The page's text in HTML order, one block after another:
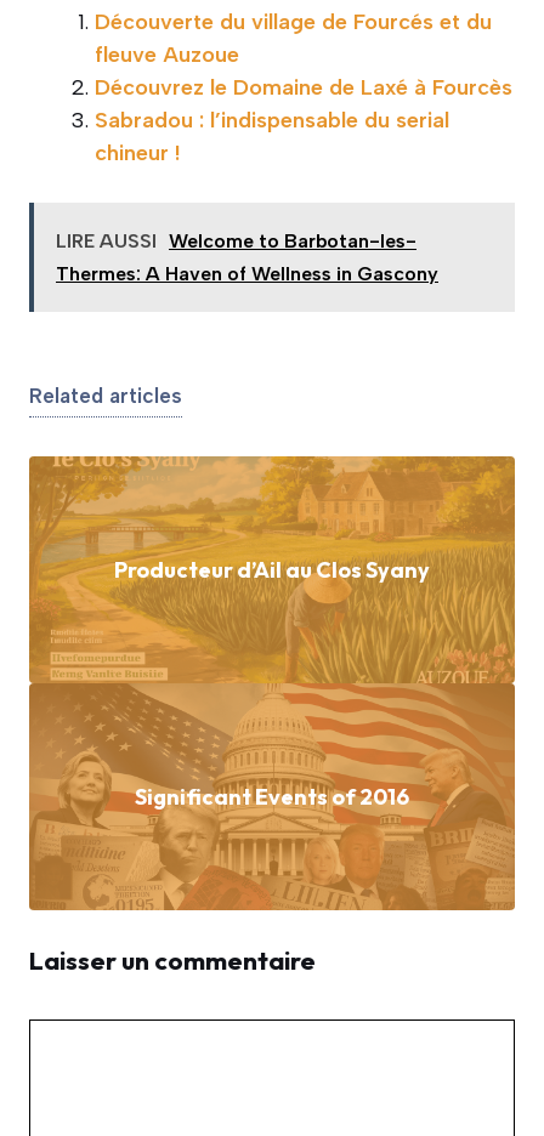
Découverte du village de Fourcés et du
fleuve Auzoue
Découvrez le Domaine de Laxé à Fourcès
Sabradou : l’indispensable du serial
chineur !
LIRE AUSSI Welcome to Barbotan-les-
Thermes: A Haven of Wellness in Gascony
Related articles
Producteur d’Ail au Clos Syany
Significant Events of 2016
Laisser un commentaire